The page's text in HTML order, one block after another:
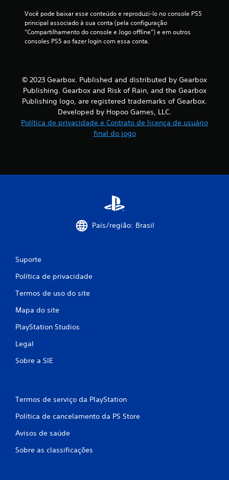
Você pode baixar esse conteúdo e reproduzi-lo no console PS5
principal associado à sua conta (pela configuração
“Compartilhamento do console e Jogo offline”) e em outros
consoles PS5 ao fazer login com essa conta.
© 2023 Gearbox. Published and distributed by Gearbox
Publishing. Gearbox and Risk of Rain, and the Gearbox
Publishing logo, are registered trademarks of Gearbox.
Developed by Hopoo Games, LLC.
Política de privacidade e Contrato de licença de usuário
final do jogo
País/região: Brasil
Suporte
Política de privacidade
Termos de uso do site
Mapa do site
PlayStation Studios
Legal
Sobre a SIE
Termos de serviço da PlayStation
Política de cancelamento da PS Store
Avisos de saúde
Sobre as classificações